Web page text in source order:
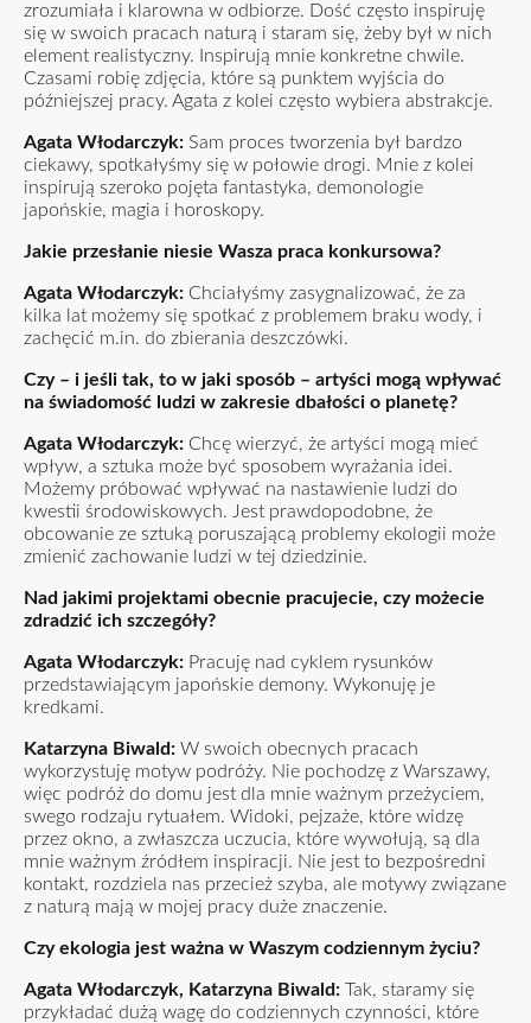
zrozumiała i klarowna w odbiorze. Dość często inspiruję
się w swoich pracach naturą i staram się, żeby był w nich
element realistyczny. Inspirują mnie konkretne chwile.
Czasami robię zdjęcia, które są punktem wyjścia do
późniejszej pracy. Agata z kolei często wybiera abstrakcje.
Agata Włodarczyk: Sam proces tworzenia był bardzo
ciekawy, spotkałyśmy się w połowie drogi. Mnie z kolei
inspirują szeroko pojęta fantastyka, demonologie
japońskie, magia i horoskopy.
Jakie przesłanie niesie Wasza praca konkursowa?
Agata Włodarczyk: Chciałyśmy zasygnalizować, że za
kilka lat możemy się spotkać z problemem braku wody, i
zachęcić m.in. do zbierania deszczówki.
Czy – i jeśli tak, to w jaki sposób – artyści mogą wpływać
na świadomość ludzi w zakresie dbałości o planetę?
Agata Włodarczyk: Chcę wierzyć, że artyści mogą mieć
wpływ, a sztuka może być sposobem wyrażania idei.
Możemy próbować wpływać na nastawienie ludzi do
kwestii środowiskowych. Jest prawdopodobne, że
obcowanie ze sztuką poruszającą problemy ekologii może
zmienić zachowanie ludzi w tej dziedzinie.
Nad jakimi projektami obecnie pracujecie, czy możecie
zdradzić ich szczegóły?
Agata Włodarczyk: Pracuję nad cyklem rysunków
przedstawiającym japońskie demony. Wykonuję je
kredkami.
Katarzyna Biwald: W swoich obecnych pracach
wykorzystuję motyw podróży. Nie pochodzę z Warszawy,
więc podróż do domu jest dla mnie ważnym przeżyciem,
swego rodzaju rytuałem. Widoki, pejzaże, które widzę
przez okno, a zwłaszcza uczucia, które wywołują, są dla
mnie ważnym źródłem inspiracji. Nie jest to bezpośredni
kontakt, rozdziela nas przecież szyba, ale motywy związane
z naturą mają w mojej pracy duże znaczenie.
Czy ekologia jest ważna w Waszym codziennym życiu?
Agata Włodarczyk, Katarzyna Biwald: Tak, staramy się
przykładać dużą wagę do codziennych czynności, które